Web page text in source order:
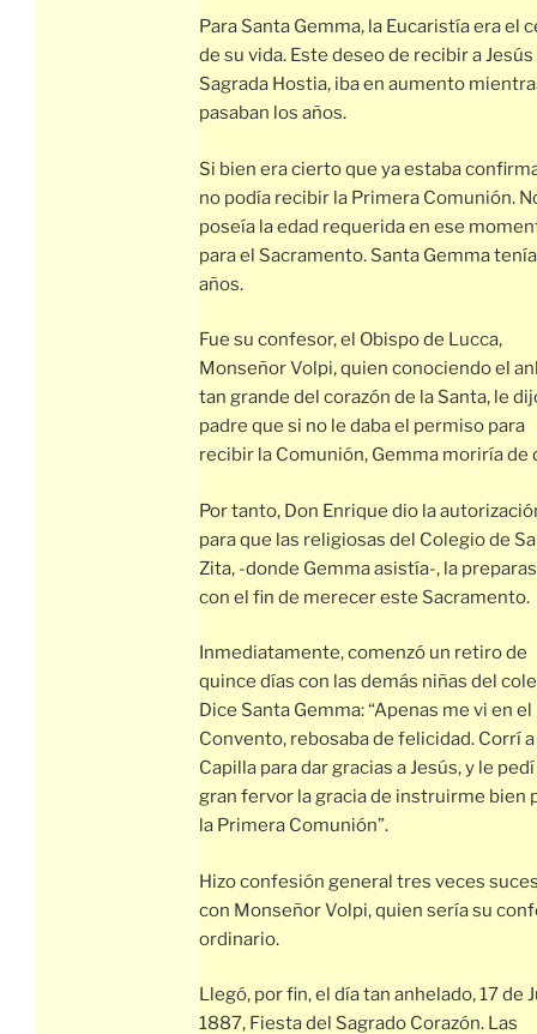
Para Santa Gemma, la Eucaristía era el
de su vida. Este deseo de recibir a Jesús
Sagrada Hostia, iba en aumento
pasaban los años.
Si bien era cierto que ya estaba
no podía recibir la Primera Comunión.
poseía la edad requerida en ese
para el Sacramento. Santa Gemma
años.
Fue su confesor, el Obispo de Lucca,
Monseñor Volpi, quien conociendo el
tan grande del corazón de la Santa, le
padre que si no le daba el permiso para
recibir la Comunión, Gemma moriría de
Por tanto, Don Enrique dio la
para que las religiosas del Colegio de
Zita, -donde Gemma asistía-, la
con el fin de merecer este Sacramento.
Inmediatamente, comenzó un retiro de
quince días con las demás niñas del
Dice Santa Gemma: “Apenas me vi en el
Convento, rebosaba de felicidad. Corrí a
Capilla para dar gracias a Jesús, y le
gran fervor la gracia de instruirme bien
la Primera Comunión”.
Hizo confesión general tres veces
con Monseñor Volpi, quien sería su
ordinario.
Llegó, por fin, el día tan anhelado, 17 de
1887, Fiesta del Sagrado Corazón. Las